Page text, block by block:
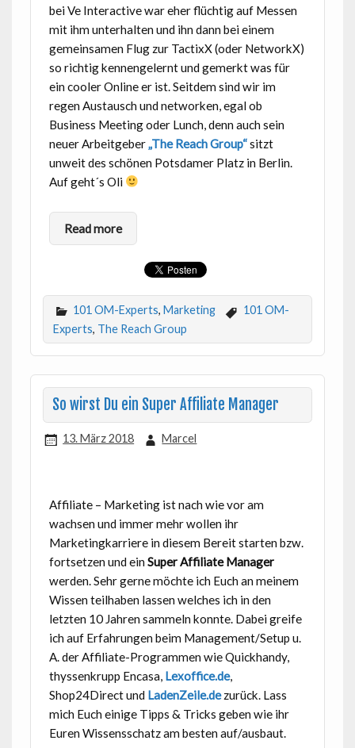
bei Ve Interactive war eher flüchtig auf Messen
mit ihm unterhalten und ihn dann bei einem
gemeinsamen Flug zur TactixX (oder NetworkX)
so richtig kennengelernt und gemerkt was für
ein cooler Online er ist. Seitdem sind wir im
regen Austausch und networken, egal ob
Business Meeting oder Lunch, denn auch sein
neuer Arbeitgeber„The Reach Group“sitzt
unweit des schönen Potsdamer Platz in Berlin.
Auf geht´s Oli
Read more
101 OM-Experts, Marketing
101 OM-
Experts, The Reach Group
So wirst Du ein Super Affiliate Manager
13. März 2018 Marcel
Affiliate – Marketing ist nach wie vor am
wachsen und immer mehr wollen ihr
Marketingkarriere in diesem Bereit starten bzw.
fortsetzen und ein Super Affiliate Manager
werden. Sehr gerne möchte ich Euch an meinem
Wissen teilhaben lassen welches ich in den
letzten 10 Jahren sammeln konnte. Dabei greife
ich auf Erfahrungen beim Management/Setup u.
A. der Affiliate-Programmen wie Quickhandy,
thyssenkrupp Encasa, Lexoffice.de,
Shop24Direct und LadenZeile.dezurück. Lass
mich Euch einige Tipps & Tricks geben wie ihr
Euren Wissensschatz am besten auf/ausbaut.